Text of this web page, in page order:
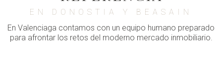
EN DONOSTIA Y BEASAIN
En Valenciaga contamos con un equipo humano preparado
para afrontar los retos del moderno mercado inmobiliario.